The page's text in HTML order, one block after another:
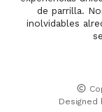
de parrilla.
inolvidables
Designed